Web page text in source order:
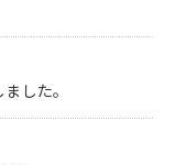
した。